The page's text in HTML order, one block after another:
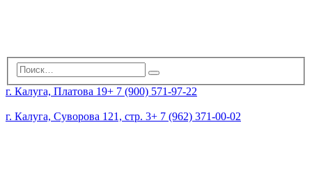
г. Калуга, Платова 19+ 7 (900) 571-97-22
г. Калуга, Суворова 121, стр. 3+ 7 (962) 371-00-02